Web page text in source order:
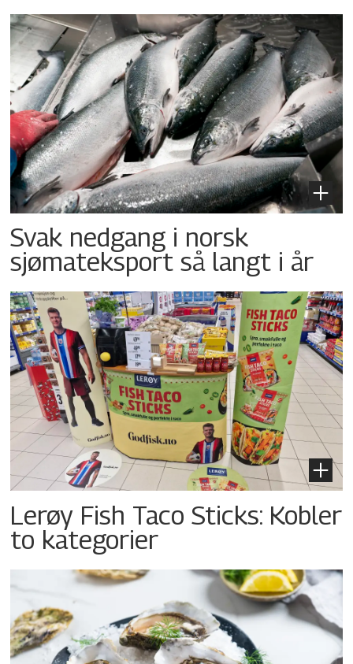
Svak nedgang i norsk
sjømateksport så langt i år
Lerøy Fish Taco Sticks: Kobler
to kategorier